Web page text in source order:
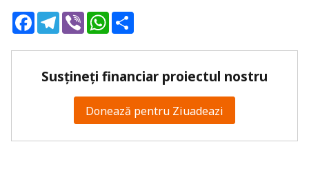
FacebookTelegram
ViberWhatsApp
Susțineți financiar proiectul nostru
Donează pentru Ziuadeazi